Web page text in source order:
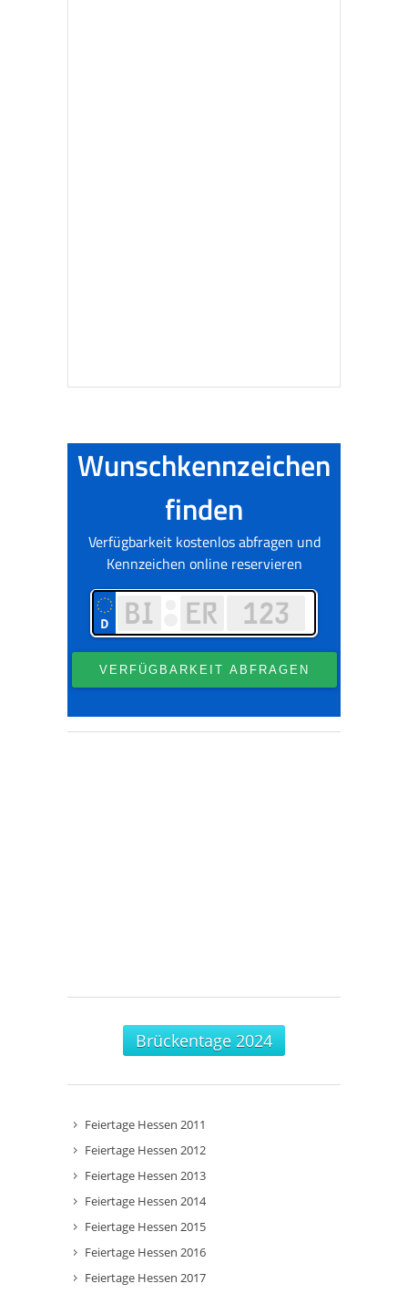
Brückentage 2024
Feiertage Hessen 2011
Feiertage Hessen 2012
Feiertage Hessen 2013
Feiertage Hessen 2014
Feiertage Hessen 2015
Feiertage Hessen 2016
Feiertage Hessen 2017